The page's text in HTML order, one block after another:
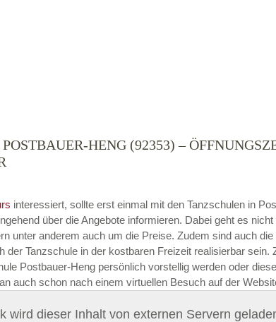
der Daten akzeptiere ich die
ABSENDEN
HENG (92353) –
interessiert, sollte erst einmal mit den Tanzschulen in
über die Angebote informieren. Dabei geht es
unter anderem auch um die Preise. Zudem sind auch
der Tanzschule in der kostbaren Freizeit realisierbar sein.
Postbauer-Heng persönlich vorstellig werden oder
auch schon nach einem virtuellen Besuch auf der
wird dieser Inhalt von externen Servern